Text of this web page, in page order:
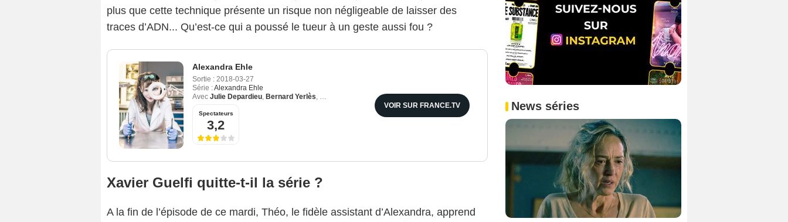
plus que cette technique présente un risque non négligeable de laisser des
traces d’ADN... Qu’est-ce qui a poussé le tueur à un geste aussi fou ?
Alexandra Ehle
Sortie : 2018-03-27
Série :Alexandra Ehle
Avec Julie Depardieu, Bernard Yerlès, Andréa Ferréol
Spectateurs
3,2
VOIR SUR FRANCE.TV
Xavier Guelfi quitte-t-il la série ?
A la fin de l’épisode de ce mardi, Théo, le fidèle assistant d’Alexandra, apprend
News séries